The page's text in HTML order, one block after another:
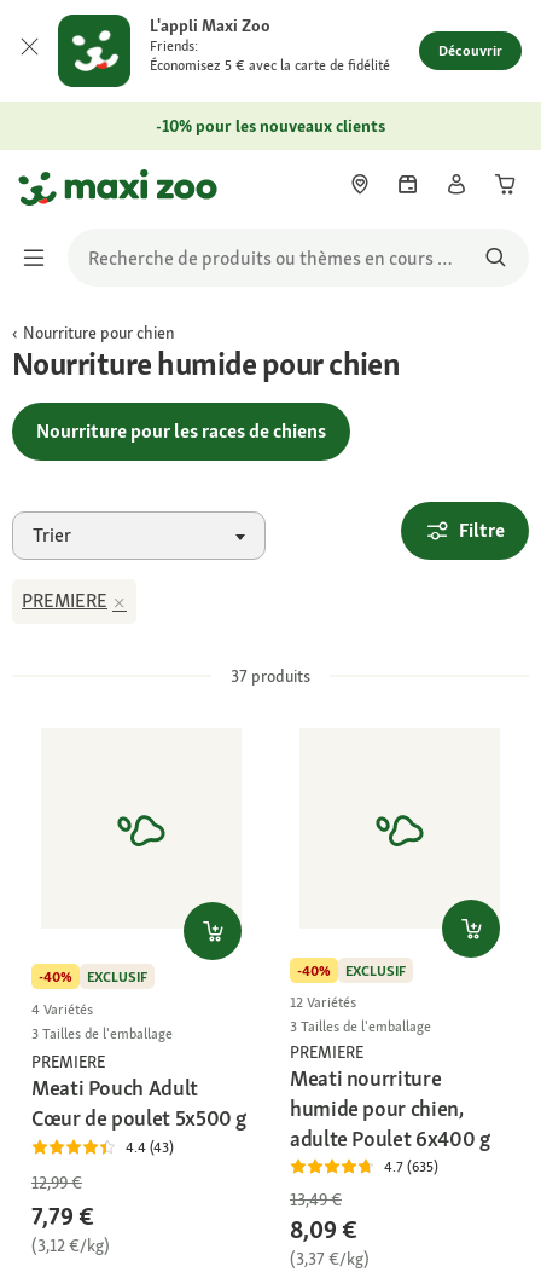
L'appli Maxi Zoo
Friends:
Économisez 5 € avec la carte de fidélité
Découvrir
-10% pour les nouveaux clients
Nourriture pour chien
Nourriture humide pour chien
Nourriture pour les races de chiens
Trier Filtre
PREMIERE
37 produits
-40%
EXCLUSIF
4 Variétés
3 Tailles de l'emballage
PREMIERE
Meati Pouch Adult
Cœur de poulet 5x500 g
4.4 (43)
12,99 €
7,79 €
(3,12 €/kg)
-40%
EXCLUSIF
12 Variétés
3 Tailles de l'emballage
PREMIERE
Meati nourriture
humide pour chien,
adulte Poulet 6x400 g
4.7 (635)
13,49 €
8,09 €
(3,37 €/kg)